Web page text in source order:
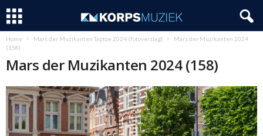
Home Mars der Muzikanten Taptoe 2024 (fotoverslag)
Mars der Muzikanten 2024
(158)
Mars der Muzikanten 2024 (158)